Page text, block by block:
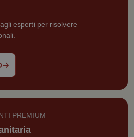
esperti per risolvere
PREMIUM